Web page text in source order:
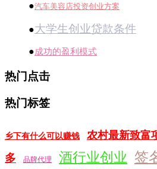
●汽车美容店投资创业方案
●大学生创业贷款条件
●成功的盈利模式
热门点击
热门标签
乡下有什么可以赚钱 农村最新致富
多
品牌代理 酒行业创业 签